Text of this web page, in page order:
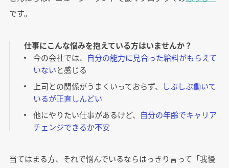
です。
仕事にこんな悩みを抱えている方はいませんか？
今の会社では、 自分の能力に見合った給料がもらえて
いないと感じる
上司との関係がうまくいっておらず、
しぶしぶ働いて
いるが正直しんどい
他にやりたい仕事があるけど、 自分の年齢でキャリア
チェンジできるか不安
当てはまる方、それで悩んでいるならはっきり言って「我慢